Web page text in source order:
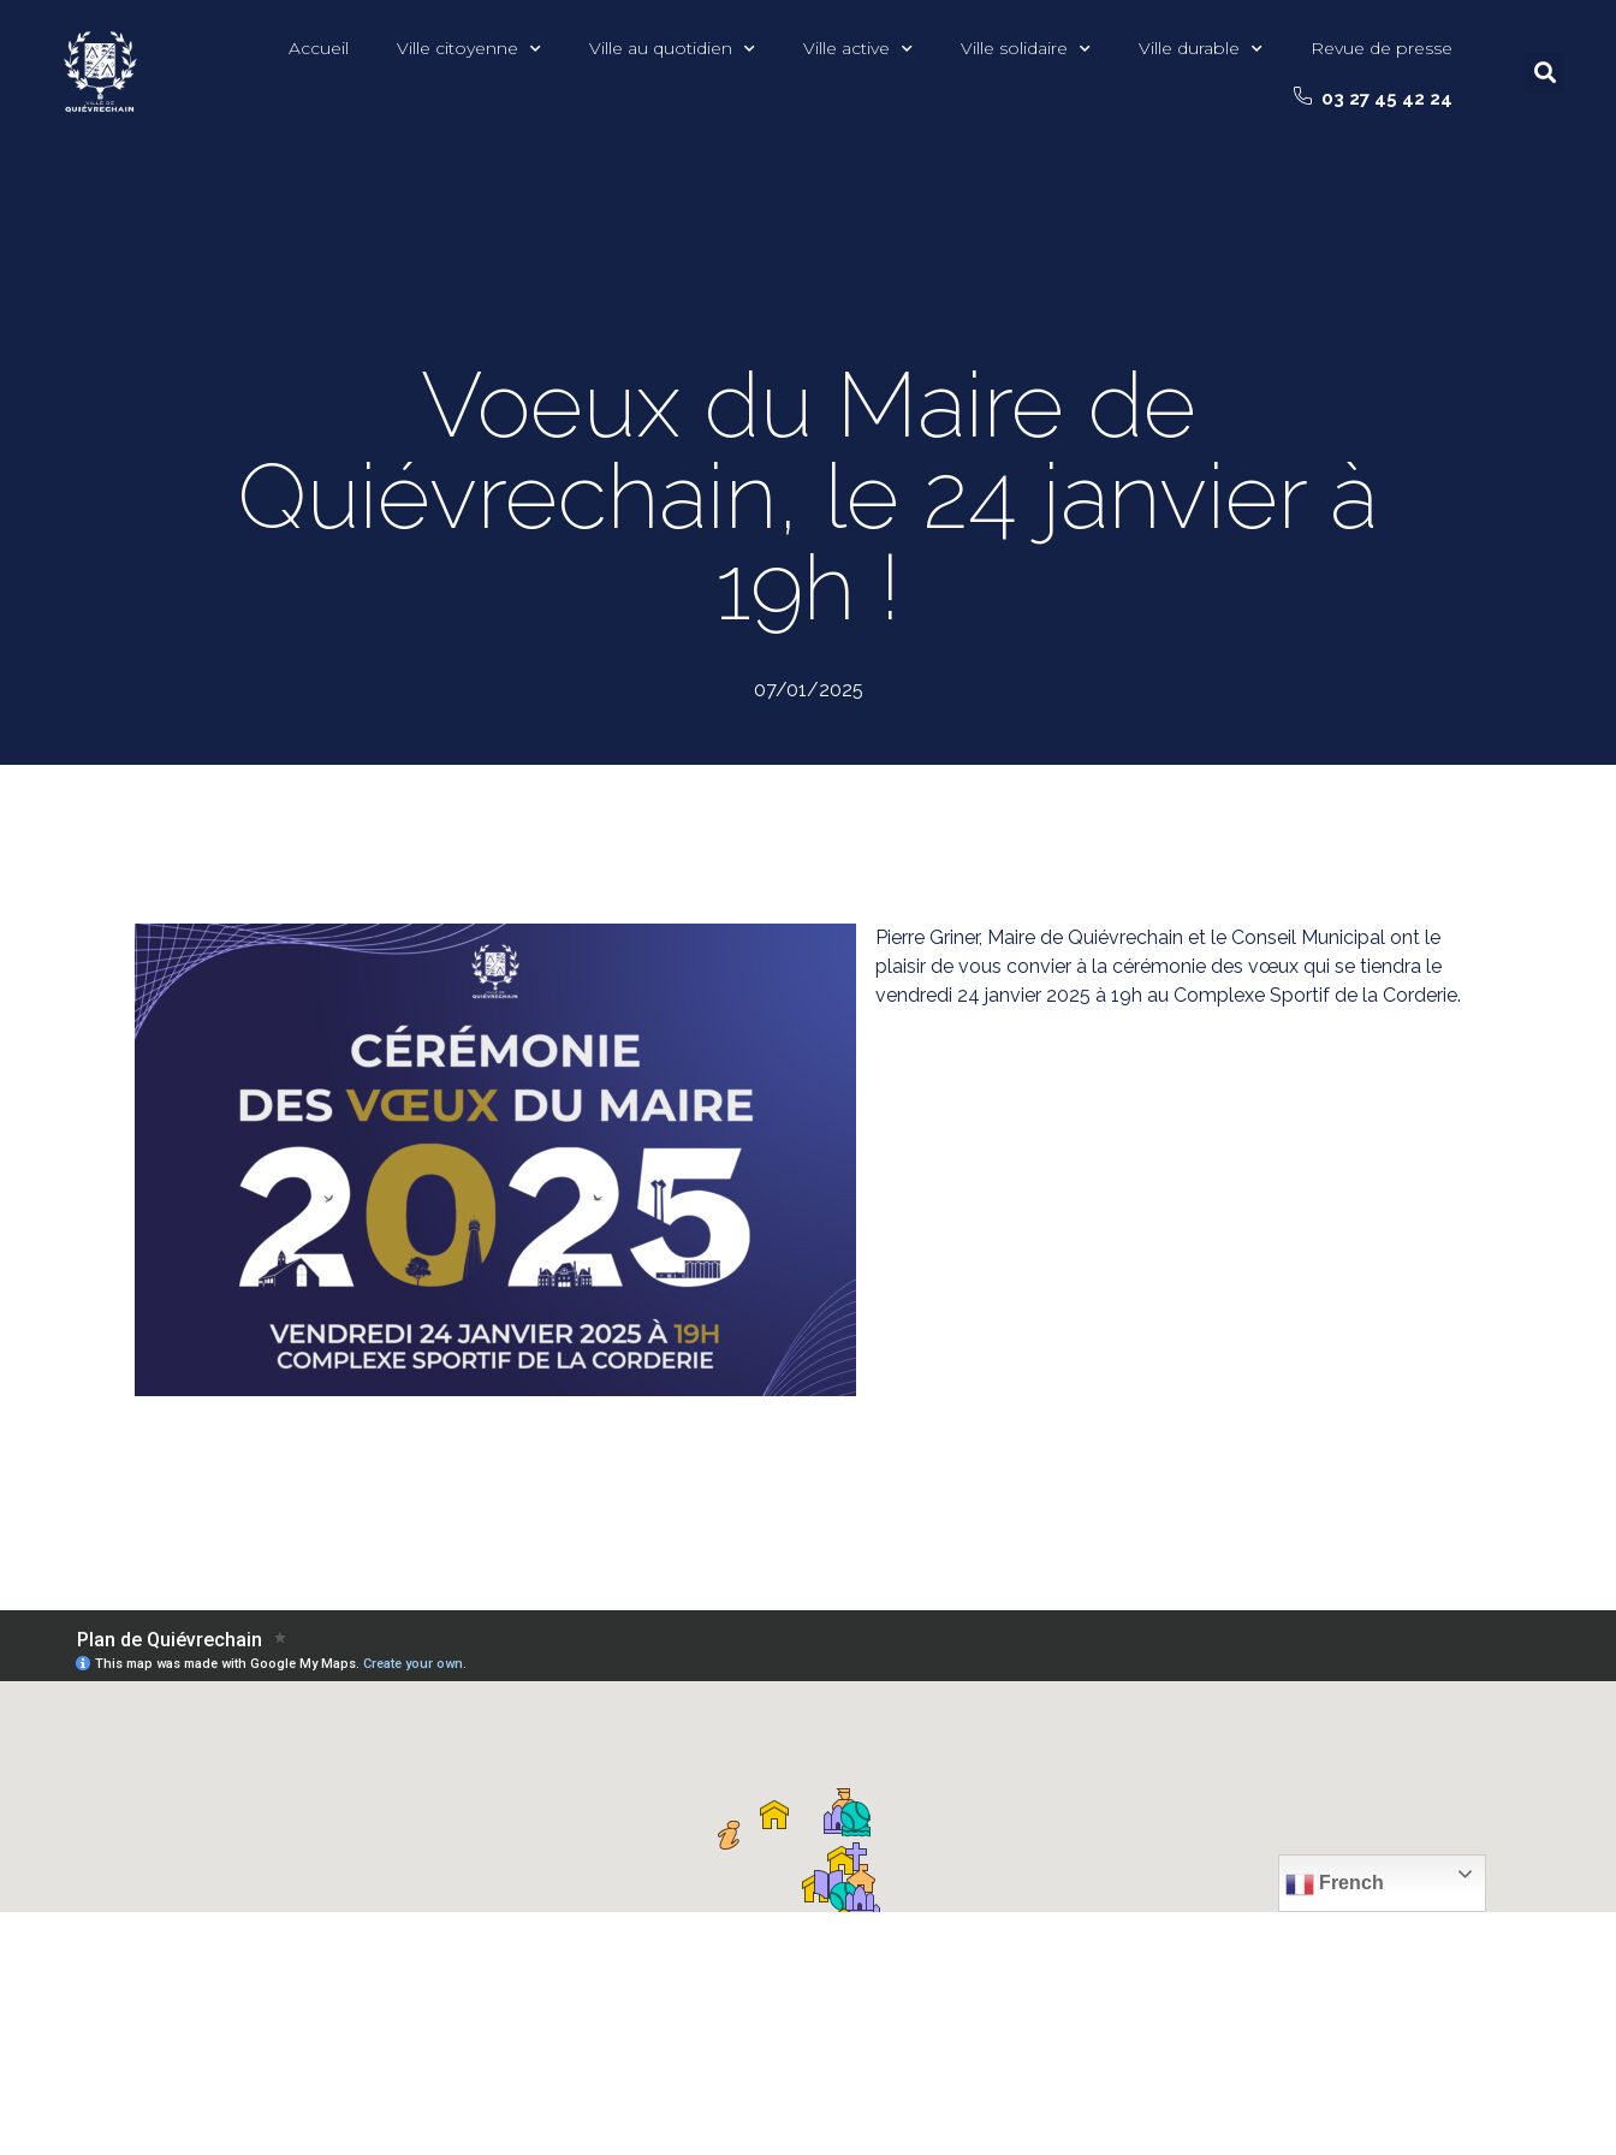
Accueil Ville citoyenne Ville au quotidien Ville active Ville solidaire Ville durable Revue de presse
03 27 45 42 24
Voeux du Maire de
Quiévrechain, le 24 janvier à
19h !
07/01/2025
Pierre Griner, Maire de Quiévrechain et le Conseil Municipal ont le
plaisir de vous convier à la cérémonie des vœux qui se tiendra le
vendredi 24 janvier 2025 à 19h au Complexe Sportif de la Corderie.
French